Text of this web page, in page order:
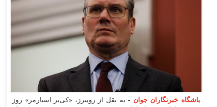
باشگاه خبرنگاران جوان - به نقل از رویترز، «کی‌یر استارمر» روز